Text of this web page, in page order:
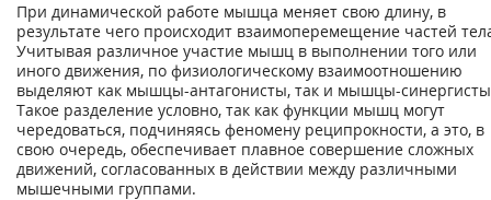
При динамической работе мышца меняет свою длину, в
результате чего происходит взаимоперемещение частей
Учитывая различное участие мышц в выполнении того или
иного движения, по физиологическому взаимоотношению
выделяют как мышцы-антагонисты, так и мышцы-
Такое разделение условно, так как функции мышц могут
чередоваться, подчиняясь феномену реципрокности, а это, в
свою очередь, обеспечивает плавное совершение сложных
движений, согласованных в действии между различными
мышечными группами.